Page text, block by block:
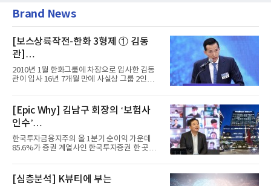
Brand News
[보스상륙작전-한화 3형제 ① 김동
관]
입사 16년 만에 수석부회장 … 경영승
계 ‘초읽기’
2010년 1월 한화그룹에 차장으로 입사한 김동
관이 입사 16년 7개월 만에 사실상 그룹 2인자
[Epic Why] 김남구 회장의 ‘보험사
인수’
발걸음이 신중해진 배경은?
한국투자금융지주의 올 1분기 순이익 가운데
85.6%가 증권 계열사인 한국투자증권 한 곳에
[심층분석] K뷰티에 부는